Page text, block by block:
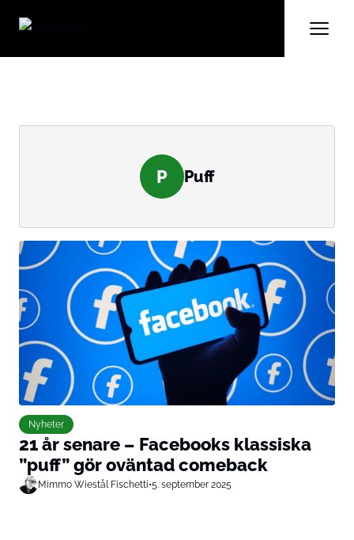
P Puff
Nyheter
21 år senare – Facebooks klassiska
”puff” gör oväntad comeback
Mimmo Wiestål Fischetti•5. september 2025